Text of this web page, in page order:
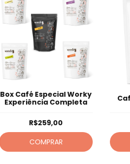
Box Café Especial Worky
Experiência Completa
R$259,00
COMPRAR